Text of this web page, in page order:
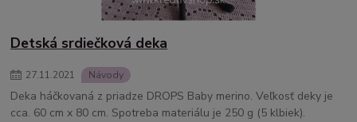
Detská srdiečková deka
27.11.2021 Návody
Deka háčkovaná z priadze DROPS Baby merino. Veľkosť deky je
cca. 60 cm x 80 cm. Spotreba materiálu je 250 g (5 klbiek).